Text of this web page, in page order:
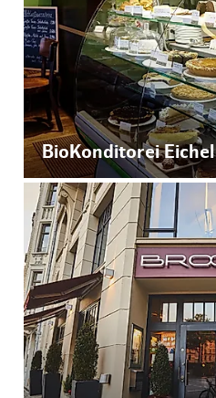
BioKonditorei Eichel